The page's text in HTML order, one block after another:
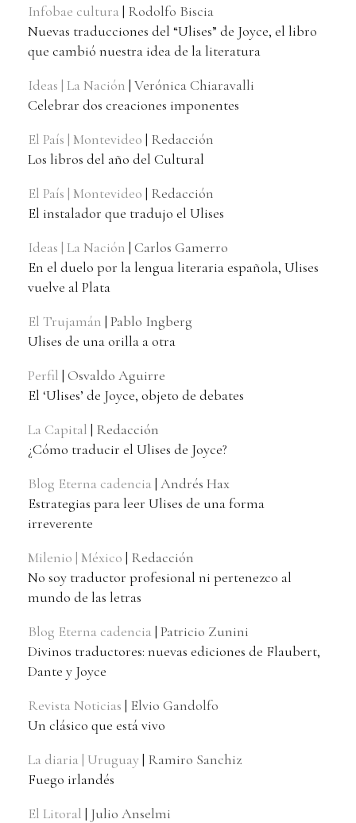
Infobae cultura | Rodolfo Biscia
Nuevas traducciones del “Ulises” de Joyce, el libro
que cambió nuestra idea de la literatura
Ideas | La Nación | Verónica Chiaravalli
Celebrar dos creaciones imponentes
El País | Montevideo | Redacción
Los libros del año del Cultural
El País | Montevideo | Redacción
El instalador que tradujo el Ulises
Ideas | La Nación | Carlos Gamerro
En el duelo por la lengua literaria española, Ulises
vuelve al Plata
El Trujamán | Pablo Ingberg
Ulises de una orilla a otra
Perfil | Osvaldo Aguirre
El ‘Ulises’ de Joyce, objeto de debates
La Capital | Redacción
¿Cómo traducir el Ulises de Joyce?
Blog Eterna cadencia | Andrés Hax
Estrategias para leer Ulises de una forma
irreverente
Milenio | México | Redacción
No soy traductor profesional ni pertenezco al
mundo de las letras
Blog Eterna cadencia | Patricio Zunini
Divinos traductores: nuevas ediciones de Flaubert,
Dante y Joyce
Revista Noticias | Elvio Gandolfo
Un clásico que está vivo
La diaria | Uruguay| Ramiro Sanchiz
Fuego irlandés
El Litoral | Julio Anselmi